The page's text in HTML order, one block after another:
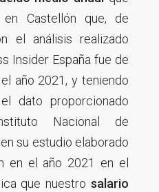
en Castellón que, de
el análisis realizado
Insider España fue de
año 2021, y teniendo
dato proporcionado
Nacional de
su estudio elaborado
en el año 2021 en el
que nuestro salario